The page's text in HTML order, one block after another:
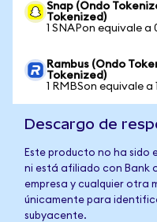
Snap (Ondo
Tokenized)
1 SNAPon equivale
Rambus (Ondo
Tokenized)
1 RMBSon equivale a
Descargo de
Este producto no ha
ni está afiliado con Bank
empresa y cualquier otra
únicamente para
subyacente.